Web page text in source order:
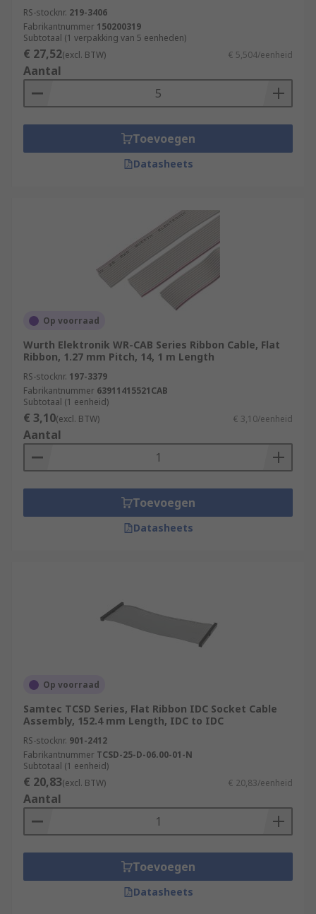
RS-stocknr. 219-3406
Fabrikantnummer 150200319
Subtotaal (1 verpakking van 5 eenheden)
€ 27,52(excl. BTW) € 5,504/eenheid
Aantal
Toevoegen
Datasheets
Op voorraad
Wurth Elektronik WR-CAB Series Ribbon Cable, Flat
Ribbon, 1.27 mm Pitch, 14, 1 m Length
RS-stocknr. 197-3379
Fabrikantnummer 63911415521CAB
Subtotaal (1 eenheid)
€ 3,10(excl. BTW) € 3,10/eenheid
Aantal
Toevoegen
Datasheets
Op voorraad
Samtec TCSD Series, Flat Ribbon IDC Socket Cable
Assembly, 152.4 mm Length, IDC to IDC
RS-stocknr. 901-2412
Fabrikantnummer TCSD-25-D-06.00-01-N
Subtotaal (1 eenheid)
€ 20,83(excl. BTW) € 20,83/eenheid
Aantal
Toevoegen
Datasheets